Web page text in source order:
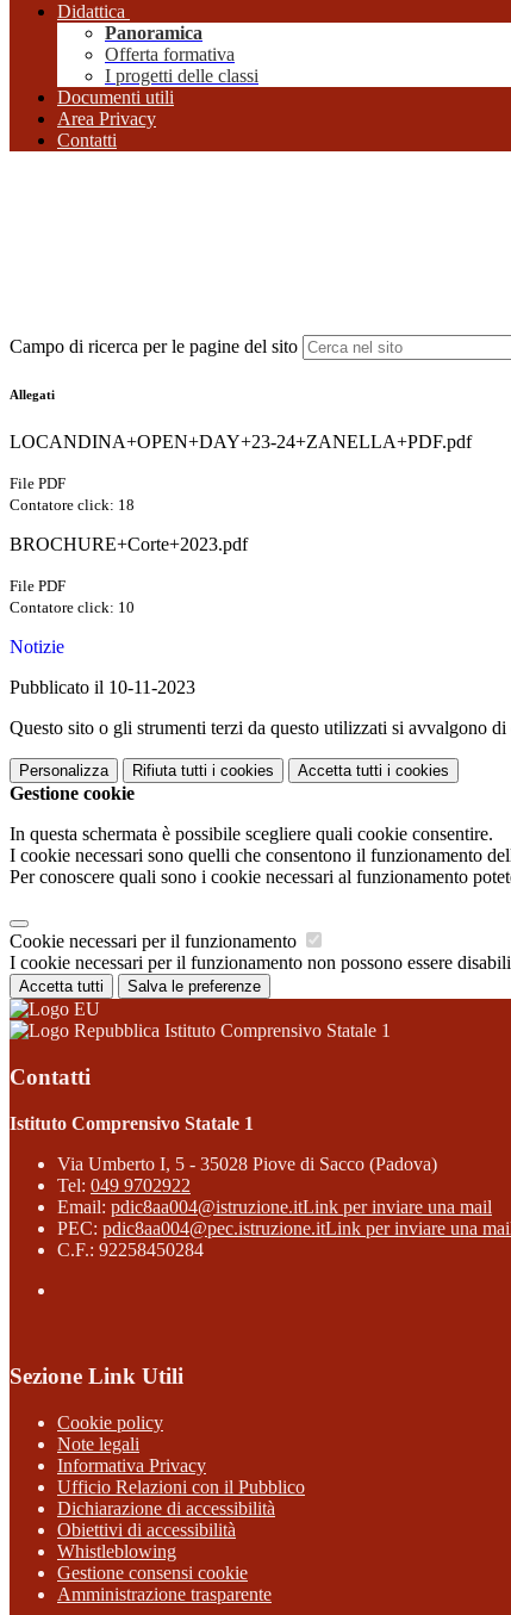
Didattica
Panoramica
Offerta formativa
I progetti delle classi
Documenti utili
Area Privacy
Contatti
Campo di ricerca per le pagine del sito
Allegati
LOCANDINA+OPEN+DAY+23-24+ZANELLA+PDF.pdf
File PDF
Contatore click: 18
BROCHURE+Corte+2023.pdf
File PDF
Contatore click: 10
Notizie
Pubblicato il 10-11-2023
Questo sito o gli strumenti terzi da questo utilizzati si avvalgono
Personalizza Rifiuta tutti i cookies Accetta tutti i cookies
Gestione cookie
In questa schermata è possibile scegliere quali cookie consentire.
I cookie necessari sono quelli che consentono il funzionamento
Per conoscere quali sono i cookie necessari al funzionamento
Cookie necessari per il funzionamento
I cookie necessari per il funzionamento non possono essere
Accetta tutti Salva le preferenze
Istituto Comprensivo Statale 1
Contatti
Istituto Comprensivo Statale 1
Via Umberto I, 5 - 35028 Piove di Sacco (Padova)
Tel: 049 9702922
Email: pdic8aa004@istruzione.itLink per inviare una mail
PEC: pdic8aa004@pec.istruzione.itLink per inviare una
C.F.: 92258450284
Sezione Link Utili
Cookie policy
Note legali
Informativa Privacy
Ufficio Relazioni con il Pubblico
Dichiarazione di accessibilità
Obiettivi di accessibilità
Whistleblowing
Gestione consensi cookie
Amministrazione trasparente